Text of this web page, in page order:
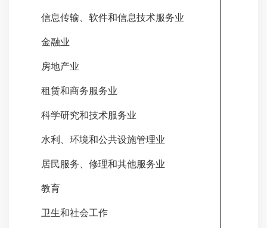
信息传输、软件和信息技术服务业
金融业
房地产业
租赁和商务服务业
科学研究和技术服务业
水利、环境和公共设施管理业
居民服务、修理和其他服务业
教育
卫生和社会工作